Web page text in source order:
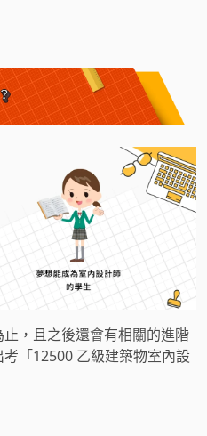
，且之後還會有相關的進階
「12500 乙級建築物室內設